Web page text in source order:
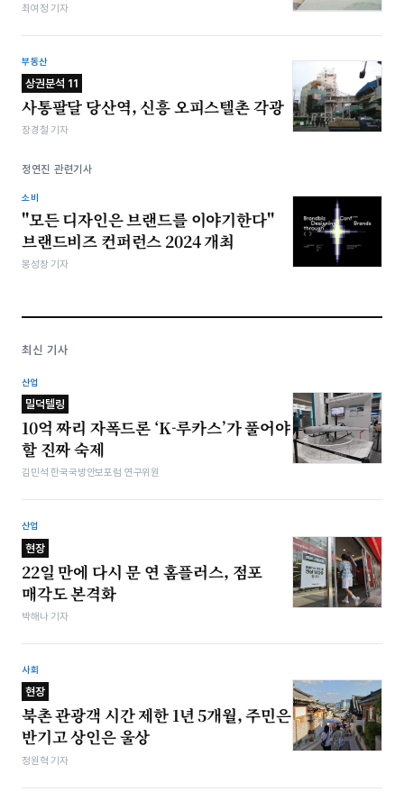
최여정 기자
부동산
상권분석 11
사통팔달 당산역, 신흥 오피스텔촌 각광
장경철 기자
정연진 관련기사
소비
"모든 디자인은 브랜드를 이야기한다"
브랜드비즈 컨퍼런스 2024 개최
봉성창 기자
최신 기사
산업
밀덕텔링
10억 짜리 자폭드론 ‘K-루카스’가 풀어야
할 진짜 숙제
김민석 한국국방안보포럼 연구위원
산업
현장
22일 만에 다시 문 연 홈플러스, 점포
매각도 본격화
박해나 기자
사회
현장
북촌 관광객 시간 제한 1년 5개월, 주민은
반기고 상인은 울상
정원혁 기자